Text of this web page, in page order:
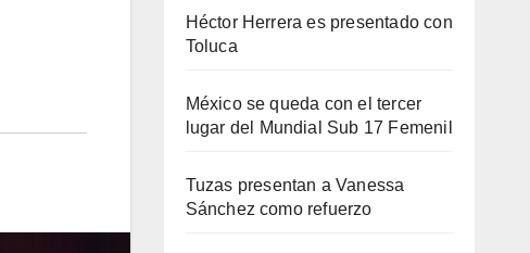
Héctor Herrera es presentado con
Toluca
México se queda con el tercer
lugar del Mundial Sub 17 Femenil
Tuzas presentan a Vanessa
Sánchez como refuerzo